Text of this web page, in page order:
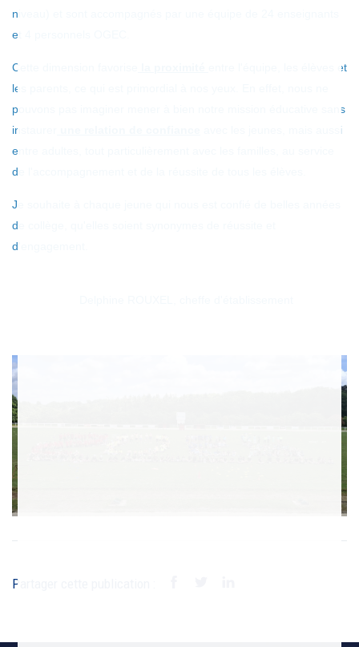
niveau) et sont accompagnés par une équipe de 24 enseignants
et 4 personnels OGEC.
Cette dimension favorise
entre l'équipe, les élèves et
les parents, ce qui est primordial à nos yeux. En effet, nous ne
pouvons pas imaginer mener à bien notre mission éducative sans
instaurer
avec les jeunes, mais aussi
entre adultes, tout particulièrement avec les familles, au service
de l'accompagnement et de la réussite de tous les élèves.
Je souhaite à chaque jeune qui nous est confié de belles années
de collège, qu'elles soient synonymes de réussite et
d'engagement.
Partager cette publication :